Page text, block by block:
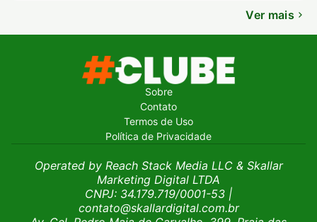
Ver mais
Sobre
Contato
Termos de Uso
Política de Privacidade
Operated by Reach Stack Media LLC & Skallar
Marketing Digital LTDA
CNPJ: 34.179.719/0001-53 |
contato@skallardigital.com.br